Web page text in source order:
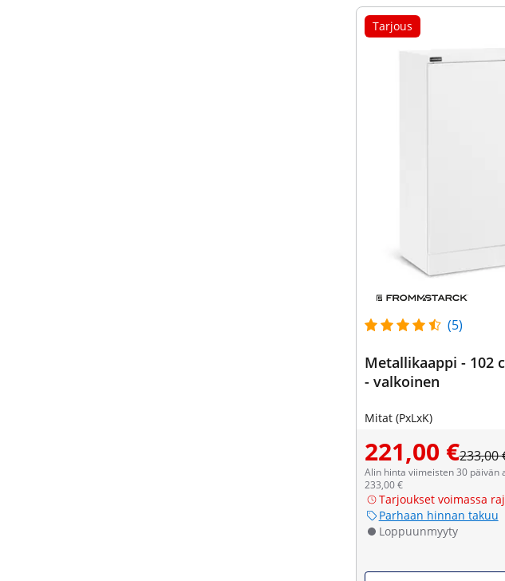
Tarjous
(5)
Metallikaappi - 102
- valkoinen
Mitat (PxLxK)
221,00 €233,00
Alin hinta viimeisten 30 päivän
233,00 €
Tarjoukset voimassa
Parhaan hinnan takuu
Loppuunmyyty